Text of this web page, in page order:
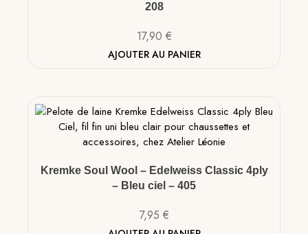
208
17,90 €
AJOUTER AU PANIER
Kremke Soul Wool – Edelweiss Classic 4ply
– Bleu ciel – 405
7,95 €